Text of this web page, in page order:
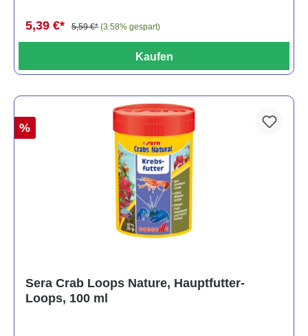
5,39 €* 5,59 €* (3.58% gespart)
Kaufen
%
Sera Crab Loops Nature, Hauptfutter-
Loops, 100 ml